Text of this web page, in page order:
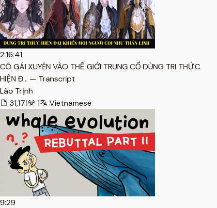
2:16:41
CÔ GÁI XUYÊN VÀO THẾ GIỚI TRUNG CỔ DÙNG TRI THỨC
HIỆN Đ… — Transcript
Lão Trịnh
31,171
1 Vietnamese
9:29